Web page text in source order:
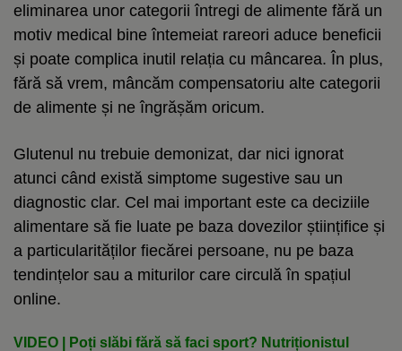
eliminarea unor categorii întregi de alimente fără un
motiv medical bine întemeiat rareori aduce beneficii
și poate complica inutil relația cu mâncarea. În plus,
fără să vrem, mâncăm compensatoriu alte categorii
de alimente și ne îngrășăm oricum.
Glutenul nu trebuie demonizat, dar nici ignorat
atunci când există simptome sugestive sau un
diagnostic clar. Cel mai important este ca deciziile
alimentare să fie luate pe baza dovezilor științifice și
a particularităților fiecărei persoane, nu pe baza
tendințelor sau a miturilor care circulă în spațiul
online.
VIDEO | Poți slăbi fără să faci sport? Nutriționistul